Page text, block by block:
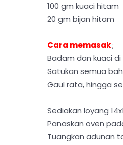
100 gm kuaci hitam
20 gm bijan hitam
Cara memasak;
Badam dan kuaci
Satukan semua
Gaul rata, hingga
Sediakan loyang
Panaskan oven
Tuangkan adunan